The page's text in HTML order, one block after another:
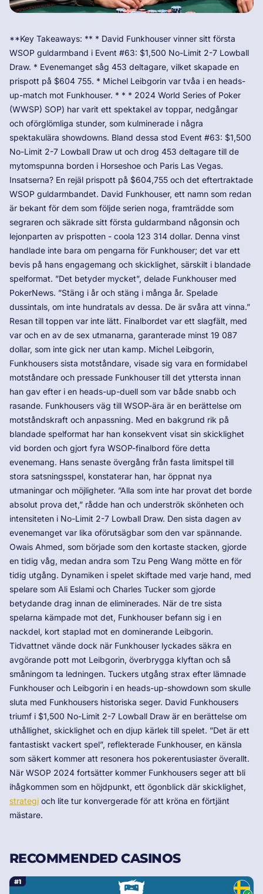
**Key Takeaways: ** * David Funkhouser vinner sitt första
WSOP guldarmband i Event #63: $1,500 No-Limit 2-7 Lowball
Draw. * Evenemanget såg 453 deltagare, vilket skapade en
prispott på $604 755. * Michel Leibgorin var tvåa i en heads-
up-match mot Funkhouser. * * * 2024 World Series of Poker
(WWSP) SOP) har varit ett spektakel av toppar, nedgångar
och oförglömliga stunder, som kulminerade i några
spektakulära showdowns. Bland dessa stod Event #63: $1,500
No-Limit 2-7 Lowball Draw ut och drog 453 deltagare till de
mytomspunna borden i Horseshoe och Paris Las Vegas.
Insatserna? En rejäl prispott på $604,755 och det eftertraktade
WSOP guldarmbandet. David Funkhouser, ett namn som redan
är bekant för dem som följde serien noga, framträdde som
segraren och säkrade sitt första guldarmband någonsin och
lejonparten av prispotten - coola 123 314 dollar. Denna vinst
handlade inte bara om pengarna för Funkhouser; det var ett
bevis på hans engagemang och skicklighet, särskilt i blandade
spelformat. ”Det betyder mycket”, delade Funkhouser med
PokerNews. ”Stäng i år och stäng i många år. Spelade
dussintals, om inte hundratals av dessa. De är svåra att vinna.”
Resan till toppen var inte lätt. Finalbordet var ett slagfält, med
var och en av de sex utmanarna, garanterade minst 19 087
dollar, som inte gick ner utan kamp. Michel Leibgorin,
Funkhousers sista motståndare, visade sig vara en formidabel
motståndare och pressade Funkhouser till det yttersta innan
han gav efter i en heads-up-duell som var både snabb och
rasande. Funkhousers väg till WSOP-ära är en berättelse om
motståndskraft och anpassning. Med en bakgrund rik på
blandade spelformat har han konsekvent visat sin skicklighet
vid borden och gjort fyra WSOP-finalbord före detta
evenemang. Hans senaste övergång från fasta limitspel till
stora satsningsspel, konstaterar han, har öppnat nya
utmaningar och möjligheter. ”Alla som inte har provat det borde
absolut prova det,” rådde han och underströk skönheten och
intensiteten i No-Limit 2-7 Lowball Draw. Den sista dagen av
evenemanget var lika oförutsägbar som den var spännande.
Owais Ahmed, som började som den kortaste stacken, gjorde
en tidig våg, medan andra som Tzu Peng Wang mötte en för
tidig utgång. Dynamiken i spelet skiftade med varje hand, med
spelare som Ali Eslami och Charles Tucker som gjorde
betydande drag innan de eliminerades. När de tre sista
spelarna kämpade mot det, Funkhouser befann sig i en
nackdel, kort staplad mot en dominerande Leibgorin.
Tidvattnet vände dock när Funkhouser lyckades säkra en
avgörande pott mot Leibgorin, överbrygga klyftan och så
småningom ta ledningen. Tuckers utgång strax efter lämnade
Funkhouser och Leibgorin i en heads-up-showdown som skulle
sluta med Funkhousers historiska seger. David Funkhousers
triumf i $1,500 No-Limit 2-7 Lowball Draw är en berättelse om
uthållighet, skicklighet och en djup kärlek till spelet. ”Det är ett
fantastiskt vackert spel”, reflekterade Funkhouser, en känsla
som säkert kommer att resonera hos pokerentusiaster överallt.
När WSOP 2024 fortsätter kommer Funkhousers seger att bli
ihågkommen som en höjdpunkt, ett ögonblick där skicklighet,
strategi och lite tur konvergerade för att kröna en förtjänt
mästare.
RECOMMENDED CASINOS
#1